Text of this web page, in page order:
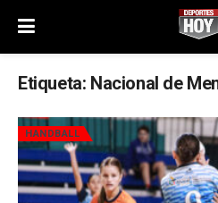
Etiqueta: Nacional de
HANDBALL